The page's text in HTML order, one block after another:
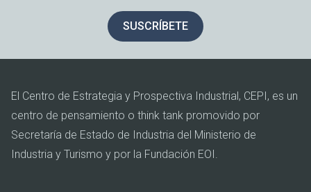
SUSCRÍBETE
El Centro de Estrategia y Prospectiva Industrial, CEPI, es un
centro de pensamiento o think tank promovido por
Secretaría de Estado de Industria del Ministerio de
Industria y Turismo y por la Fundación EOI.